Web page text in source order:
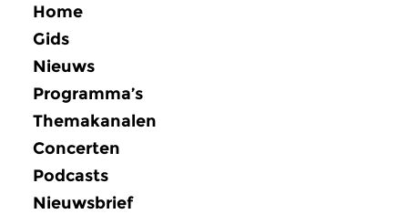
Home
Gids
Nieuws
Programma’s
Themakanalen
Concerten
Podcasts
Nieuwsbrief